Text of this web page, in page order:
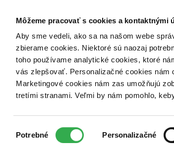
Môžeme pracovať s cookies a kontaktnými
Aby sme vedeli, ako sa na našom webe
zbierame cookies. Niektoré sú naozaj
toho používame analytické cookies, ktoré
vás zlepšovať. Personalizačné cookies nám
Marketingové cookies nám zas umožňujú
tretími stranami. Veľmi by nám pomohlo,
súhlasu
Potrebné Personalizačné